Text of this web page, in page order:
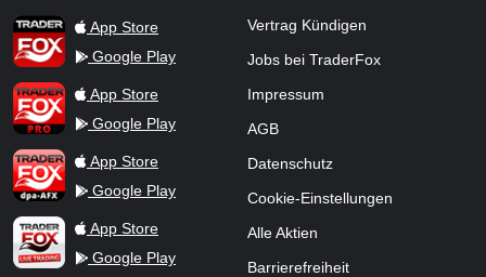
TraderFox AppApp Store
Google Play
TraderFox ProApp Store
Google Play
TraderFox dpa-AFX ProFeed
App Store
Google Play
TraderFox Live Trading
App Store
Google Play
Vertrag Kündigen
Jobs bei TraderFox
Impressum
AGB
Datenschutz
Cookie-Einstellungen
Alle Aktien
Barrierefreiheit